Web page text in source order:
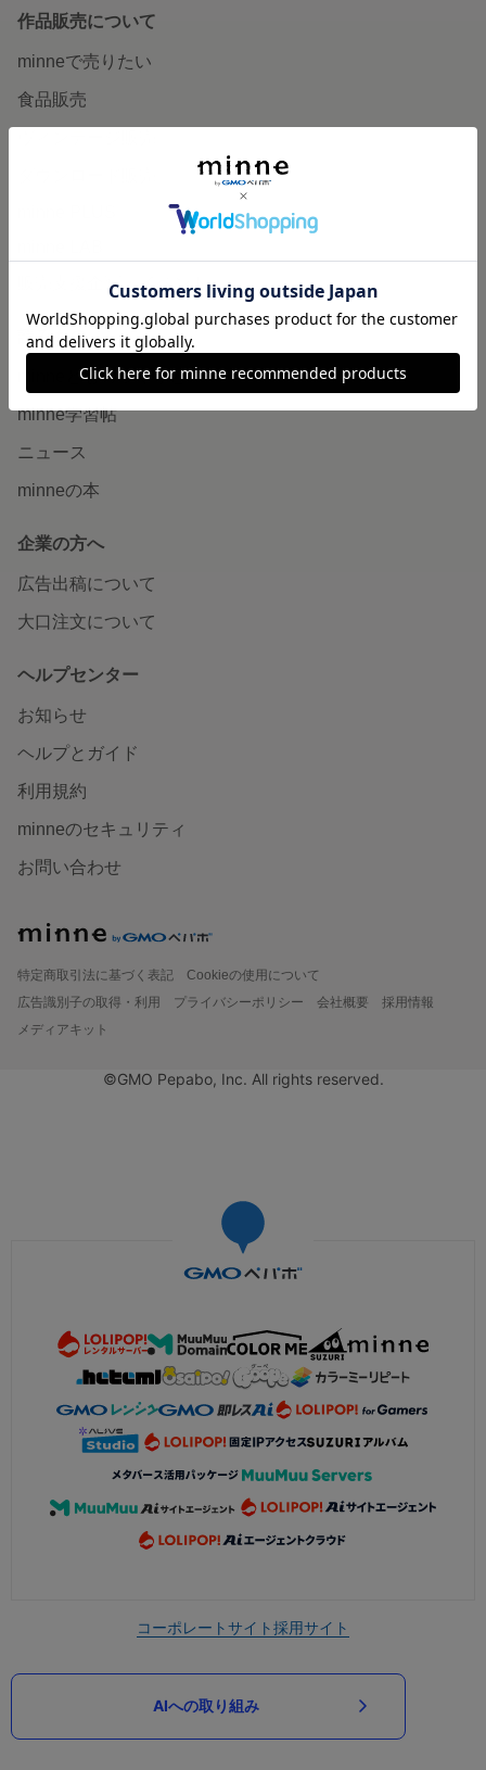
作品販売について
minneで売りたい
食品販売
販売支援企画・イベント
読みもの
minneとものづくりと
minne学習帖
ニュース
minneの本
企業の方へ
広告出稿について
大口注文について
ヘルプセンター
お知らせ
ヘルプとガイド
利用規約
minneのセキュリティ
お問い合わせ
特定商取引法に基づく表記
Cookieの使用について
広告識別子の取得・利用
プライバシーポリシー 会社概要
採用情報
メディアキット
©GMO Pepabo, Inc. All rights reserved.
コーポレートサイト採用サイト
AIへの取り組み